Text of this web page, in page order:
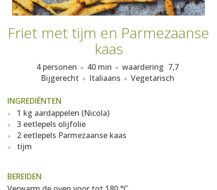
Friet met tijm en Parmezaanse
kaas
4 personen 40 min waardering 7,7
Bijgerecht
Italiaans Vegetarisch
INGREDIËNTEN
1 kg aardappelen (Nicola)
3 eetlepels olijfolie
2 eetlepels Parmezaanse kaas
tijm
BEREIDEN